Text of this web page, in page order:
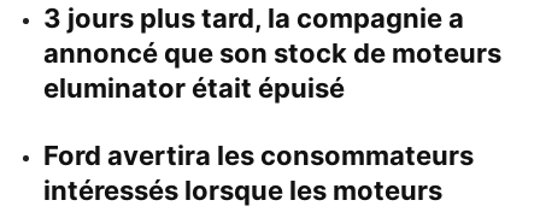
3 jours plus tard, la compagnie a
annoncé que son stock de moteurs
eluminator était épuisé
Ford avertira les consommateurs
intéressés lorsque les moteurs